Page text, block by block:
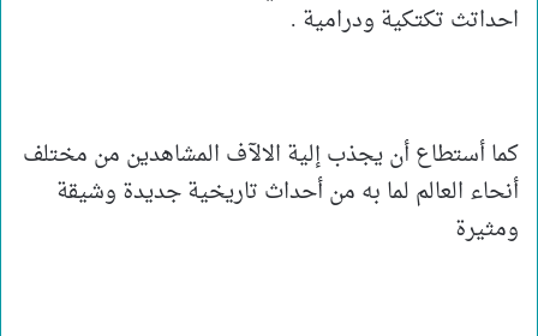
احداتث تكتكية ودرامية .
كما أستطاع أن يجذب إلية الالآف المشاهدين من مختلف
أنحاء العالم لما به من أحداث تاريخية جديدة وشيقة
ومثيرة